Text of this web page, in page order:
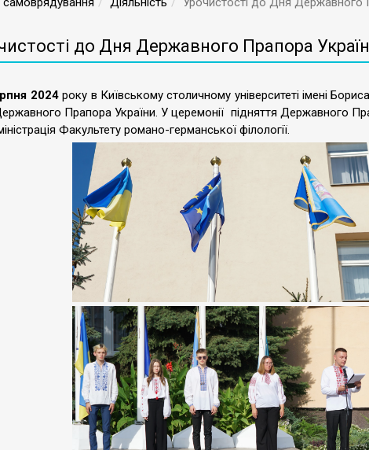
до Дня Державного Прапора
2024року в Київському столичному університеті імені
Прапора України. У церемонії підняття Державного
Факультету романо-германської філології.